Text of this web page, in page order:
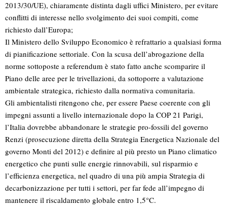
2013/30/UE), chiaramente distinta dagli uffici Ministero, per evitare
conflitti di interesse nello svolgimento dei suoi compiti, come
richiesto dall’Europa;
Il Ministero dello Sviluppo Economico è refrattario a qualsiasi forma
di pianificazione settoriale. Con la scusa dell’abrogazione della
norme sottoposte a referendum è stato fatto anche scomparire il
Piano delle aree per le trivellazioni, da sottoporre a valutazione
ambientale strategica, richiesto dalla normativa comunitaria.
Gli ambientalisti ritengono che, per essere Paese coerente con gli
impegni assunti a livello internazionale dopo la COP 21 Parigi,
l’Italia dovrebbe abbandonare le strategie pro-fossili del governo
Renzi (prosecuzione diretta della Strategia Energetica Nazionale del
governo Monti del 2012) e definire al più presto un Piano climatico
energetico che punti sulle energie rinnovabili, sul risparmio e
l’efficienza energetica, nel quadro di una più ampia Strategia di
decarbonizzazione per tutti i settori, per far fede all’impegno di
mantenere il riscaldamento globale entro 1,5°C.